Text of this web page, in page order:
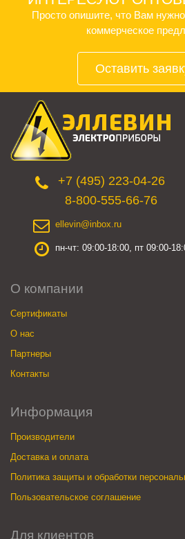
Просто опишите, что Вам
коммерческое
Оставить
+7 (495) 223-04-26
8-800-555-66-76
ellevin@inbox.ru
пн-чт: 09:00-18:00, пт 09:00-
О компании
Сертификаты
О нас
Партнеры
Контакты
Информация
Производители
Доставка и оплата
Политика защиты и обработки
Пользовательское соглашение
Для клиентов